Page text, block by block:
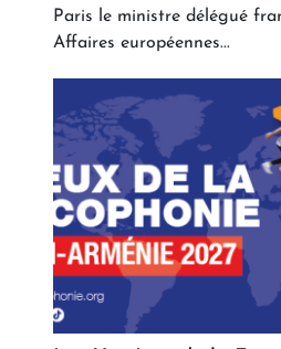
Paris le ministre délégué
Affaires européennes...